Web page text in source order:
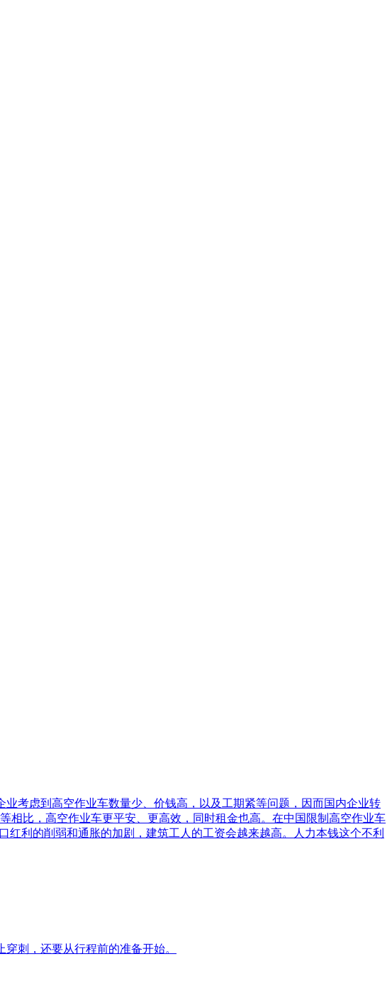
考虑到高空作业车数量少、价钱高，以及工期紧等问题，因而国内企业转
相比，高空作业车更平安、更高效，同时租金也高。在中国限制高空作业车
利的削弱和通胀的加剧，建筑工人的工资会越来越高。人力本钱这个不利
刺，还要从行程前的准备开始。